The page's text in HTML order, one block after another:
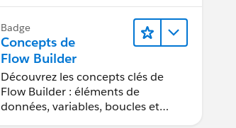
Badge
Concepts de
Flow Builder
Découvrez les concepts clés de
Flow Builder : éléments de
données, variables, boucles et